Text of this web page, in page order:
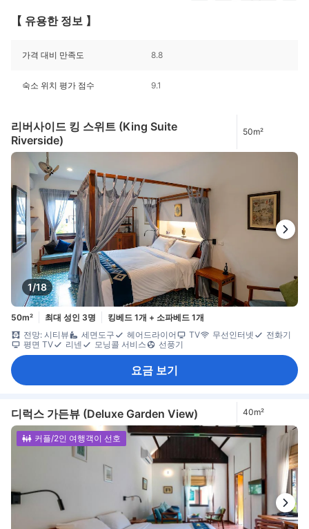
【 유용한 정보 】
가격 대비 만족도 8.8
숙소 위치 평가 점수 9.1
리버사이드 킹 스위트 (King Suite
Riverside)
50m²
1/18
50m² 최대 성인 3명
킹베드 1개 + 소파베드 1개
전망: 시티뷰
세면도구 헤어드라이어 TV 무선인터넷
전화기
평면 TV
리넨 모닝콜 서비스 선풍기
요금 보기
디럭스 가든뷰 (Deluxe Garden View) 40m²
커플/2인 여행객이 선호